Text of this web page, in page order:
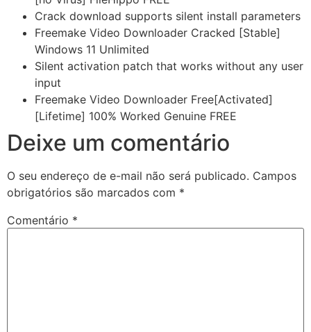
Crack download supports silent install parameters
Freemake Video Downloader Cracked [Stable]
Windows 11 Unlimited
Silent activation patch that works without any user
input
Freemake Video Downloader Free[Activated]
[Lifetime] 100% Worked Genuine FREE
Deixe um comentário
O seu endereço de e-mail não será publicado. Campos
obrigatórios são marcados com *
Comentário *